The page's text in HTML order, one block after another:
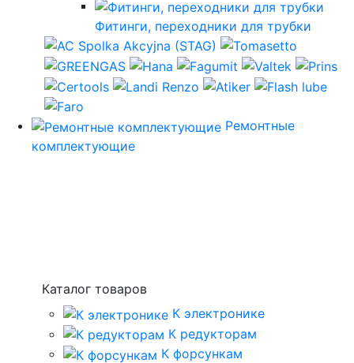
Фитинги, переходники для трубки
Ремонтные
комплектующие
Каталог товаров
К электронике
К редукторам
К форсункам